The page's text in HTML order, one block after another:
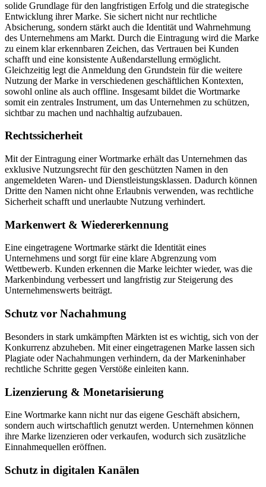
solide Grundlage für den langfristigen Erfolg und die strategische
Entwicklung ihrer Marke. Sie sichert nicht nur rechtliche
Absicherung, sondern stärkt auch die Identität und Wahrnehmung
des Unternehmens am Markt. Durch die Eintragung wird die Marke
zu einem klar erkennbaren Zeichen, das Vertrauen bei Kunden
schafft und eine konsistente Außendarstellung ermöglicht.
Gleichzeitig legt die Anmeldung den Grundstein für die weitere
Nutzung der Marke in verschiedenen geschäftlichen Kontexten,
sowohl online als auch offline. Insgesamt bildet die Wortmarke
somit ein zentrales Instrument, um das Unternehmen zu schützen,
sichtbar zu machen und nachhaltig aufzubauen.
Rechtssicherheit
Mit der Eintragung einer Wortmarke erhält das Unternehmen das
exklusive Nutzungsrecht für den geschützten Namen in den
angemeldeten Waren- und Dienstleistungsklassen. Dadurch können
Dritte den Namen nicht ohne Erlaubnis verwenden, was rechtliche
Sicherheit schafft und unerlaubte Nutzung verhindert.
Markenwert & Wiedererkennung
Eine eingetragene Wortmarke stärkt die Identität eines
Unternehmens und sorgt für eine klare Abgrenzung vom
Wettbewerb. Kunden erkennen die Marke leichter wieder, was die
Markenbindung verbessert und langfristig zur Steigerung des
Unternehmenswerts beiträgt.
Schutz vor Nachahmung
Besonders in stark umkämpften Märkten ist es wichtig, sich von der
Konkurrenz abzuheben. Mit einer eingetragenen Marke lassen sich
Plagiate oder Nachahmungen verhindern, da der Markeninhaber
rechtliche Schritte gegen Verstöße einleiten kann.
Lizenzierung & Monetarisierung
Eine Wortmarke kann nicht nur das eigene Geschäft absichern,
sondern auch wirtschaftlich genutzt werden. Unternehmen können
ihre Marke lizenzieren oder verkaufen, wodurch sich zusätzliche
Einnahmequellen eröffnen.
Schutz in digitalen Kanälen